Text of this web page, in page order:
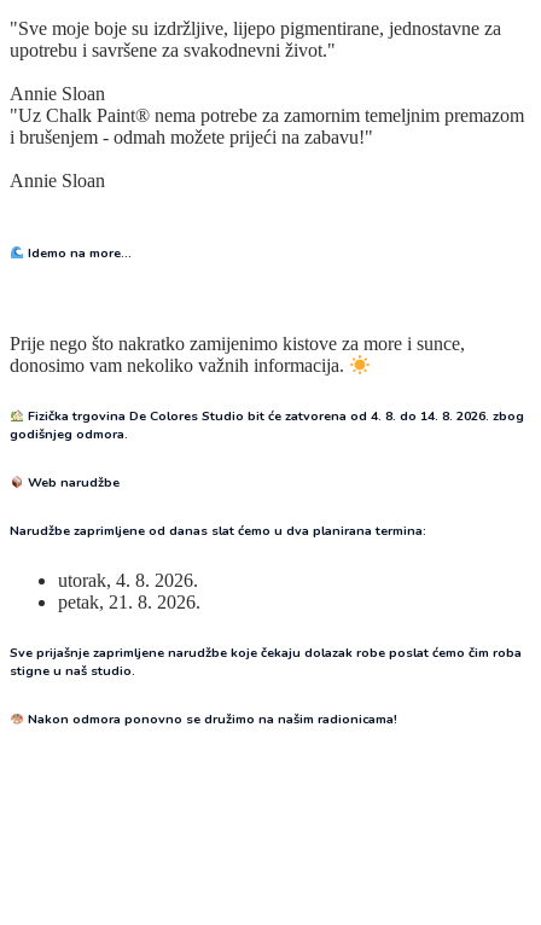
"Sve moje boje su izdržljive, lijepo pigmentirane, jednostavne za
upotrebu i savršene za svakodnevni život."
Annie Sloan
"Uz Chalk Paint® nema potrebe za zamornim temeljnim premazom
i brušenjem - odmah možete prijeći na zabavu!"
Annie Sloan
Idemo na more…
Prije nego što nakratko zamijenimo kistove za more i sunce,
donosimo vam nekoliko važnih informacija.
Fizička trgovina De Colores Studio bit će zatvorena od 4. 8. do 14. 8. 2026. zbog
godišnjeg odmora.
Web narudžbe
Narudžbe zaprimljene od danas slat ćemo u dva planirana termina:
utorak, 4. 8. 2026.
petak, 21. 8. 2026.
Sve prijašnje zaprimljene narudžbe koje čekaju dolazak robe poslat ćemo čim roba
stigne u naš studio.
Nakon odmora ponovno se družimo na našim radionicama!